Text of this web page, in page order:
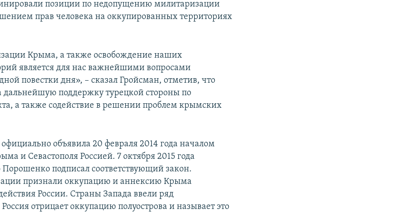
позиции по недопущению милитаризации
прав человека на оккупированных территориях
Крыма, а также освобождение наших
является для нас важнейшими вопросами
повестки дня», – сказал Гройсман, отметив, что
дальнейшую поддержку турецкой стороны по
а также содействие в решении проблем крымских
объявила 20 февраля 2014 года началом
и Севастополя Россией. 7 октября 2015 года
подписал соответствующий закон.
признали оккупацию и аннексию Крыма
России. Страны Запада ввели ряд
отрицает оккупацию полуострова и называет это